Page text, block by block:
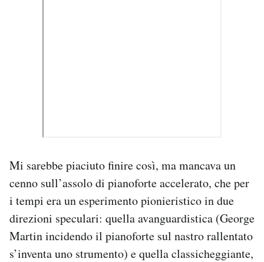
Mi sarebbe piaciuto finire così, ma mancava un
cenno sull’assolo di pianoforte accelerato, che per
i tempi era un esperimento pionieristico in due
direzioni speculari: quella avanguardistica (George
Martin incidendo il pianoforte sul nastro rallentato
s’inventa uno strumento) e quella classicheggiante,